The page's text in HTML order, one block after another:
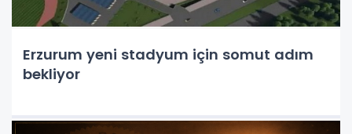
Erzurum yeni stadyum için somut adım
bekliyor